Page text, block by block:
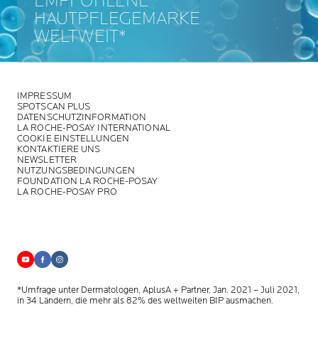
HAUTPFLEGEMARKE
WELTWEIT*
IMPRESSUM
SPOTSCAN PLUS
DATENSCHUTZINFORMATION
LA ROCHE-POSAY INTERNATIONAL
COOKIE EINSTELLUNGEN
KONTAKTIERE UNS
NEWSLETTER
NUTZUNGSBEDINGUNGEN
FOUNDATION LA ROCHE-POSAY
LA ROCHE-POSAY PRO
*Umfrage unter Dermatologen, AplusA + Partner, Jan. 2021 – Juli 2021,
in 34 Ländern, die mehr als 82% des weltweiten BIP ausmachen.